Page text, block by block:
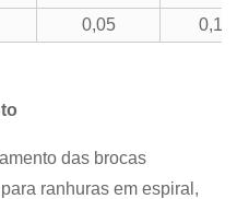
0,05 0,18
das brocas
ranhuras em espiral,